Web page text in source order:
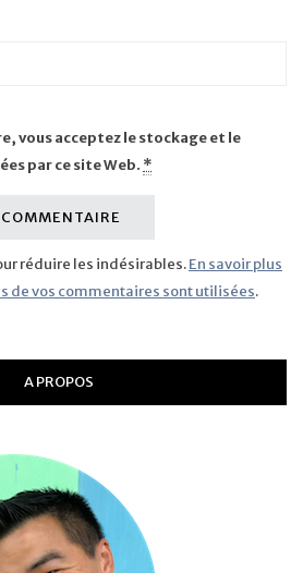
vous acceptez le stockage et le
par ce site Web. *
réduire les indésirables.En savoir plus
de vos commentaires sont utilisées.
A PROPOS